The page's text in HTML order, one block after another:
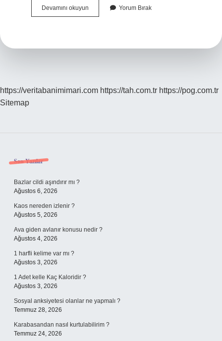
Devamını okuyun
Yöntemleri
Yorum Bırak
https://veritabanimimari.com https://tah.com.tr https://pog.com.tr
Sitemap
Sidebar
Son Yazılar
Bazlar cildi aşındırır mı ?
Ağustos 6, 2026
Kaos nereden izlenir ?
Ağustos 5, 2026
Ava giden avlanır konusu nedir ?
Ağustos 4, 2026
1 harfli kelime var mı ?
Ağustos 3, 2026
1 Adet kelle Kaç Kaloridir ?
Ağustos 3, 2026
Sosyal anksiyetesi olanlar ne yapmalı ?
Temmuz 28, 2026
Karabasandan nasıl kurtulabilirim ?
Temmuz 24, 2026